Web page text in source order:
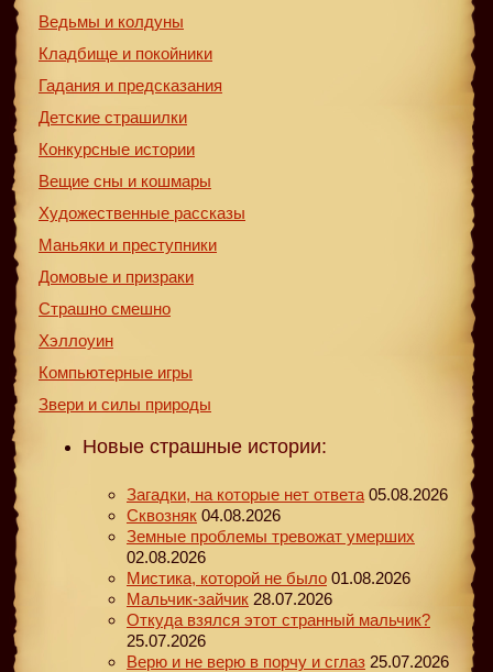
Ведьмы и колдуны
Кладбище и покойники
Гадания и предсказания
Детские страшилки
Конкурсные истории
Вещие сны и кошмары
Художественные рассказы
Маньяки и преступники
Домовые и призраки
Страшно смешно
Хэллоуин
Компьютерные игры
Звери и силы природы
Новые страшные истории:
Загадки, на которые нет ответа 05.08.2026
Сквозняк 04.08.2026
Земные проблемы тревожат умерших
02.08.2026
Мистика, которой не было 01.08.2026
Мальчик-зайчик 28.07.2026
Откуда взялся этот странный мальчик?
25.07.2026
Верю и не верю в порчу и сглаз 25.07.2026